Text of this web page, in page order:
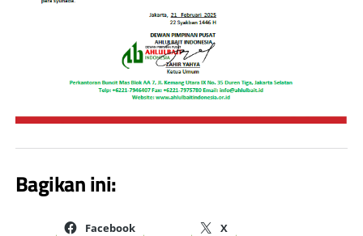
Bagikan ini:
Facebook X